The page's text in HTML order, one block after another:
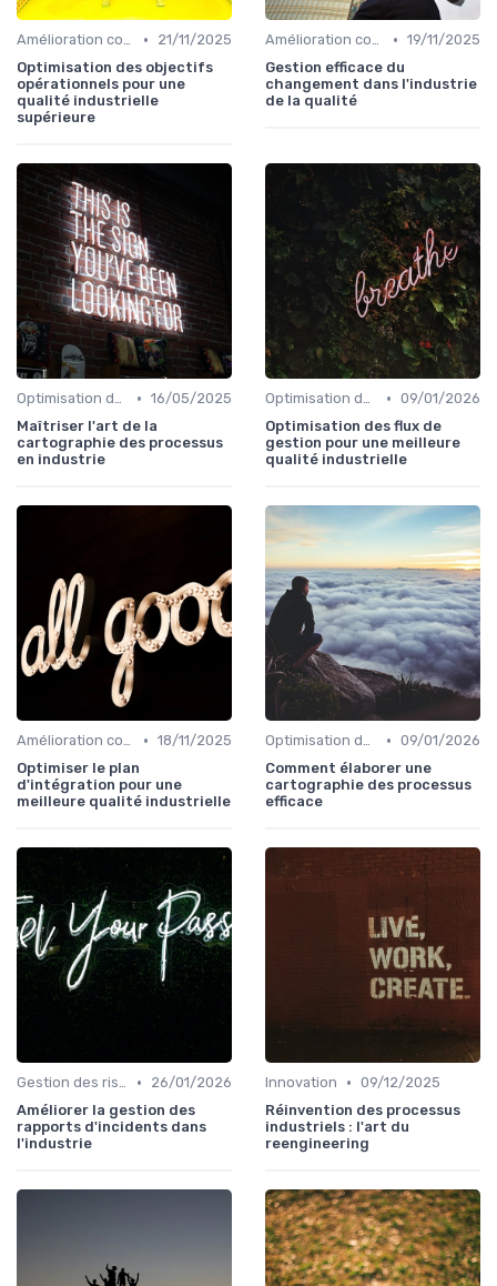
Amélioration continue •
21/11/2025
Optimisation des objectifs
opérationnels pour une
qualité industrielle
supérieure
Amélioration continue • 19/11/2025
Gestion efficace du
changement dans l'industrie
de la qualité
Optimisation des processus • 16/05/2025
Maîtriser l'art de la
cartographie des processus
en industrie
Optimisation des processus • 09/01/2026
Optimisation des flux de
gestion pour une meilleure
qualité industrielle
Amélioration continue • 18/11/2025
Optimiser le plan
d'intégration pour une
meilleure qualité industrielle
Optimisation des processus • 09/01/2026
Comment élaborer une
cartographie des processus
efficace
Gestion des risques •
26/01/2026
Améliorer la gestion des
rapports d'incidents dans
l'industrie
Innovation • 09/12/2025
Réinvention des processus
industriels : l'art du
reengineering